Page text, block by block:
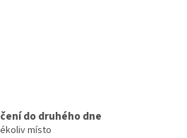
do druhého dne
místo